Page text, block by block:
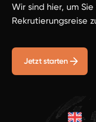
Wir sind hier, um
Rekrutierungsreise
Jetzt starten